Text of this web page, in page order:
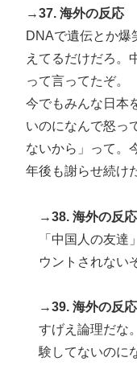
→37. 海外の反応
DNAで遺伝とか爆
えてるだけだろ。
って言ってたぞ。
今でもみんな日本
いのになんで怒っ
ないから」って。
年後も謝らせ続け
→38. 海外の反応
「中国人の友
ウントされない
→39. 海外の反応
すげえ論理だな
験してないのに